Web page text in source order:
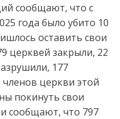
сообщают, что с
года было убито 10
оставить свои
церквей закрыли, 22
177
членов церкви этой
покинуть свои
сообщают, что 797